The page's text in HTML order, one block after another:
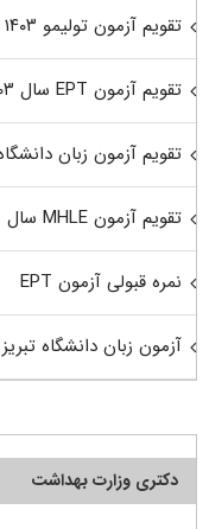
تقویم آزمون تولیمو ۱۴۰۳
تقویم آزمون EPT سال ۱۴۰۳
تقویم آزمون زبان دانشگاه
تقویم آزمون MHLE سال ۱۴۰۳
نمره قبولی آزمون EPT
آزمون زبان دانشگاه تبریز
دکتری وزارت بهداشت